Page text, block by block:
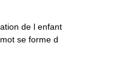
de l enfant
se forme d